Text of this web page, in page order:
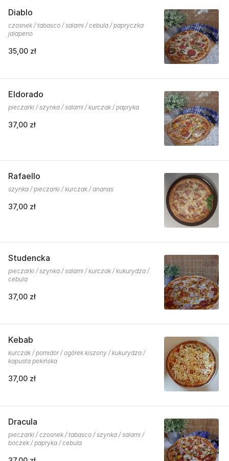
Diablo
czosnek / tabasco / salami / cebula / papryczka
jalapeno
35,00 zł
Eldorado
pieczarki / szynka / salami / kurczak / papryka
37,00 zł
Rafaello
szynka / pieczarki / kurczak / ananas
37,00 zł
Studencka
pieczarki / szynka / salami / kurczak / kukurydza /
cebula
37,00 zł
Kebab
kurczak / pomidor / ogórek kiszony / kukurydza /
kapusta pekińska
37,00 zł
Dracula
pieczarki / czosnek / tabasco / szynka / salami /
boczek / papryka / cebula